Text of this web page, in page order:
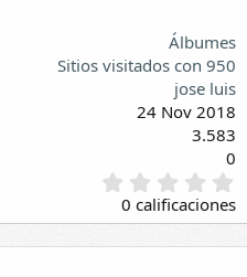
Álbumes
Sitios visitados con 950
jose luis
24 Nov 2018
3.583
0
,
0
0
0 calificaciones